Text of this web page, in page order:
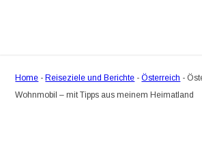
Home - Reiseziele und Berichte -Österreich -
Wohnmobil – mit Tipps aus meinem Heimatland